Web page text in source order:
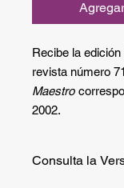
Recibe la
revista número
Maestro
2002.
Consulta la